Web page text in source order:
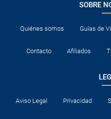
SOBRE
Quiénes somos Guías de
Contacto Afiliados
Aviso Legal Privacidad